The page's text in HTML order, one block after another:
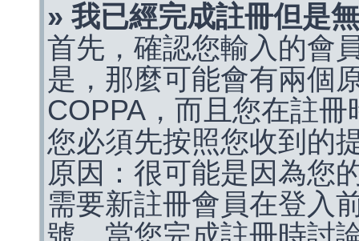
» 我已經完成註冊但是
首先，確認您輸入的會
是，那麼可能會有兩個
COPPA，而且您在註
您必須先按照您收到的
原因：很可能是因為您
需要新註冊會員在登入